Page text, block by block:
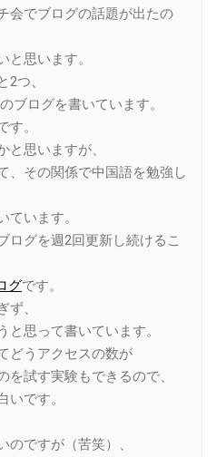
会でブログの話題が出たの
と思います。
つ、
ブログを書いています。
す。
と思いますが、
、その関係で中国語を勉強し
ています。
ログを週2回更新し続けるこ
グです。
ず、
思って書いています。
どうアクセスの数が
試す実験もできるので、
いです。
ですが（苦笑）、